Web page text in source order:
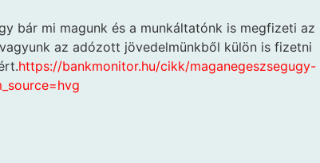
bár mi magunk és a munkáltatónk is megfizeti az
az adózott jövedelmünkből külön is fizetni
https://bankmonitor.hu/cikk/maganegeszsegugy-